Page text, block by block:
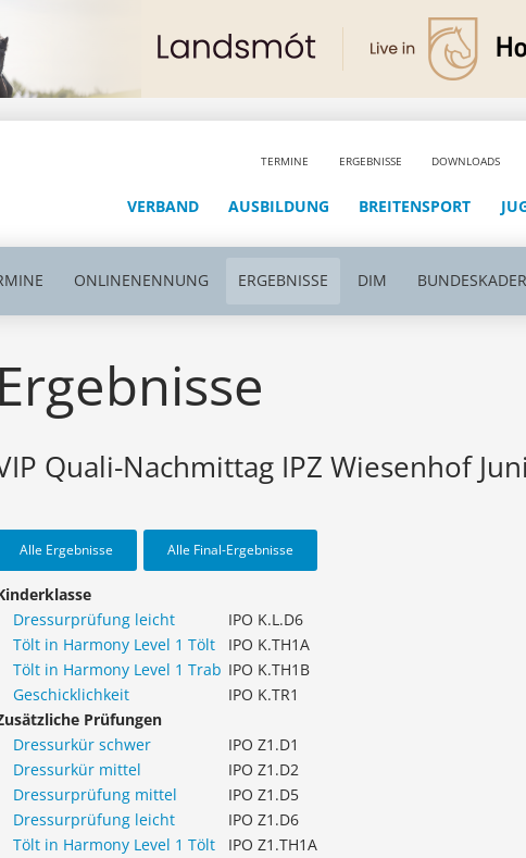
TERMINE ERGEBNISSE DOWNLOADS
VERBAND AUSBILDUNG BREITENSPORT
ONLINENENNUNG ERGEBNISSE DIM BUNDESKADER
Ergebnisse
Quali-Nachmittag IPZ Wiesenhof
Alle Ergebnisse Alle Final-Ergebnisse
Dressurprüfung leicht
IPO K.L.D6
Tölt in Harmony Level 1 Tölt
IPO K.TH1A
Tölt in Harmony Level 1 Trab IPO K.TH1B
Geschicklichkeit
IPO K.TR1
Prüfungen
Dressurkür schwer
IPO Z1.D1
Dressurkür mittel
IPO Z1.D2
Dressurprüfung mittel
IPO Z1.D5
Dressurprüfung leicht
IPO Z1.D6
Tölt in Harmony Level 1 Tölt
IPO Z1.TH1A